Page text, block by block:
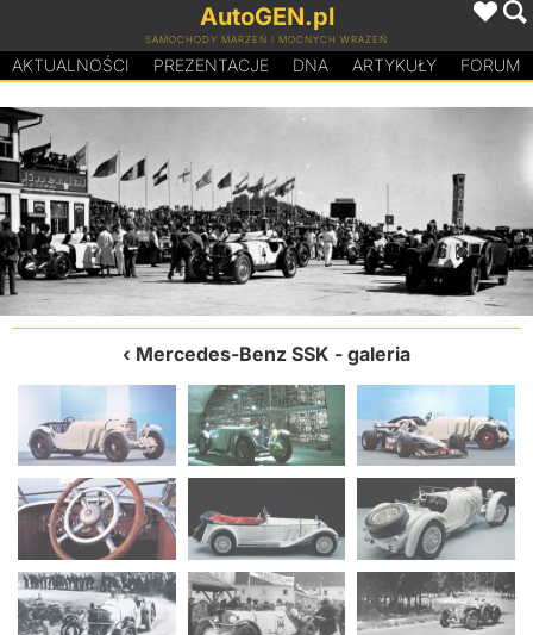
AutoGEN.pl
SAMOCHODY MARZEŃ I MOCNYCH WRAŻEŃ
AKTUALNOŚCI PREZENTACJE DNA ARTYKUŁY FORUM
Mercedes-Benz SSK - galeria